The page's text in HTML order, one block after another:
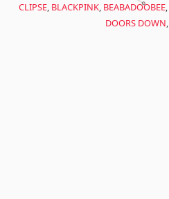
CLIPSE, BLACKPINK, BEABADOOBEE,
DOORS DOWN,